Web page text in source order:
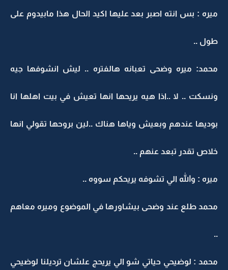
ميره : بس انته اصبر بعد عليها اكيد الحال هذا مابيدوم على
طول ..
محمد: ميره وضحى تعبانه هالفتره .. ليش انشوفها جيه
ونسكت .. لا ..اذا هيه يريحها انها تعيش في بيت اهلها انا
بوديها عندهم وبعيش وياها هناك ..لين بروحها تقولي انها
خلاص تقدر تبعد عنهم ..
ميره : والله الي تشوفه يريحكم سووه ..
محمد طلع عند وضحى بيشاورها في الموضوع وميره معاهم
..
محمد : لوضيحي حياتي شو الي يريحج علشان ترديلنا لوضيحي